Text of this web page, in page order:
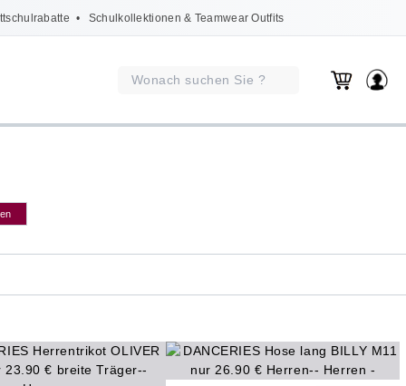
• Schulkollektionen & Teamwear Outfits